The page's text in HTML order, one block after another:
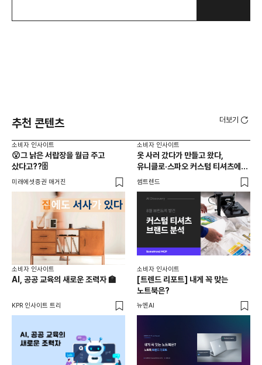
추천 콘텐츠 더보기
소비자 인사이트
😮그 낡은 서랍장을 월급 주고
샀다고??🗄️
미래에셋증권 매거진
소비자 인사이트
옷 사러 갔다가 만들고 왔다,
유니클로·스파오 커스텀 티셔츠에
사람들이 줄 서는 진짜 이유는?
썸트렌드
소비자 인사이트
AI, 공공 교육의 새로운 조력자 🏫
KPR 인사이트 트리
소비자 인사이트
[트렌드 리포트] 내게 꼭 맞는
노트북은?
뉴엔AI